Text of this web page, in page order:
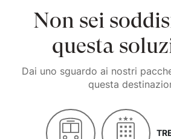
Non sei
questa
Dai uno sguardo ai nostri
questa